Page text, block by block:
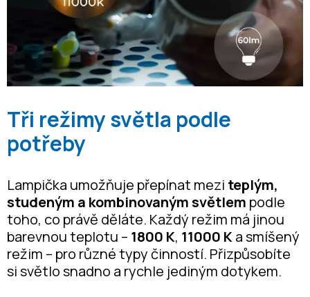
Tři režimy světla podle
potřeby
Lampička umožňuje přepínat mezi teplým,
studeným a kombinovaným světlem podle
toho, co právě děláte. Každý režim má jinou
barevnou teplotu – 1800 K, 11000 Ka smíšený
režim – pro různé typy činností. Přizpůsobíte
si světlo snadno a rychle jediným dotykem.